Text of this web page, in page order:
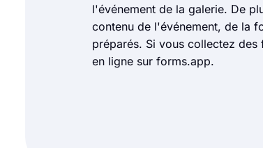
l'événement de la galerie. De
contenu de l'événement, de la
préparés. Si vous collectez
en ligne sur forms.app.